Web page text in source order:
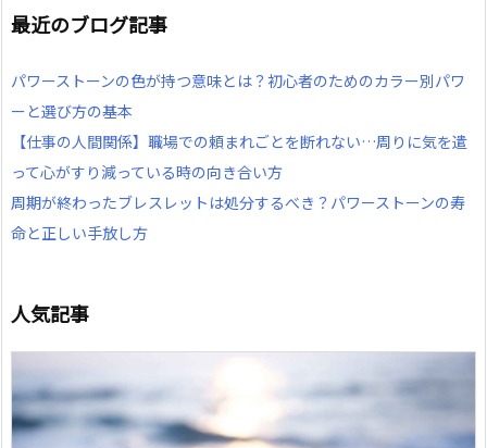
最近のブログ記事
パワーストーンの色が持つ意味とは？初心者のためのカラー別パワ
ーと選び方の基本
【仕事の人間関係】職場での頼まれごとを断れない…周りに気を遣
って心がすり減っている時の向き合い方
周期が終わったブレスレットは処分するべき？パワーストーンの寿
命と正しい手放し方
人気記事